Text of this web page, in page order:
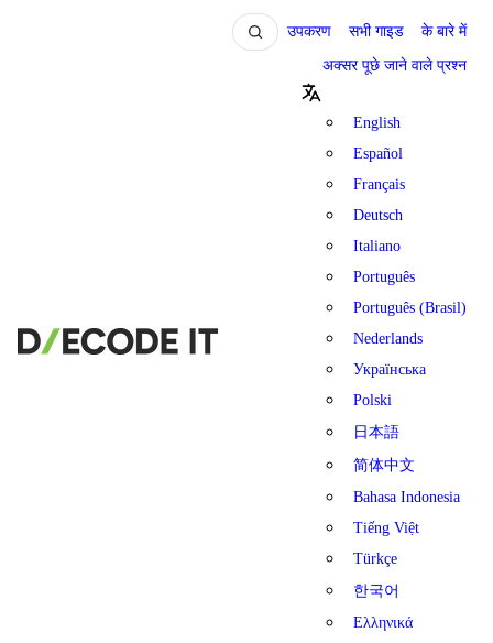
उपकरण सभी गाइड के बारे में
अक्सर पूछे जाने वाले प्रश्न
English
Español
Français
Deutsch
Italiano
Português
Português (Brasil)
Nederlands
Українська
Polski
日本語
简体中文
Bahasa Indonesia
Tiếng Việt
Türkçe
한국어
Ελληνικά